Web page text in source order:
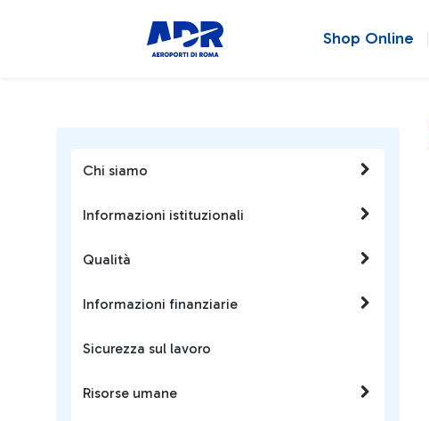
Shop Online
Chi siamo
Informazioni istituzionali
Qualità
Informazioni finanziarie
Sicurezza sul lavoro
Risorse umane